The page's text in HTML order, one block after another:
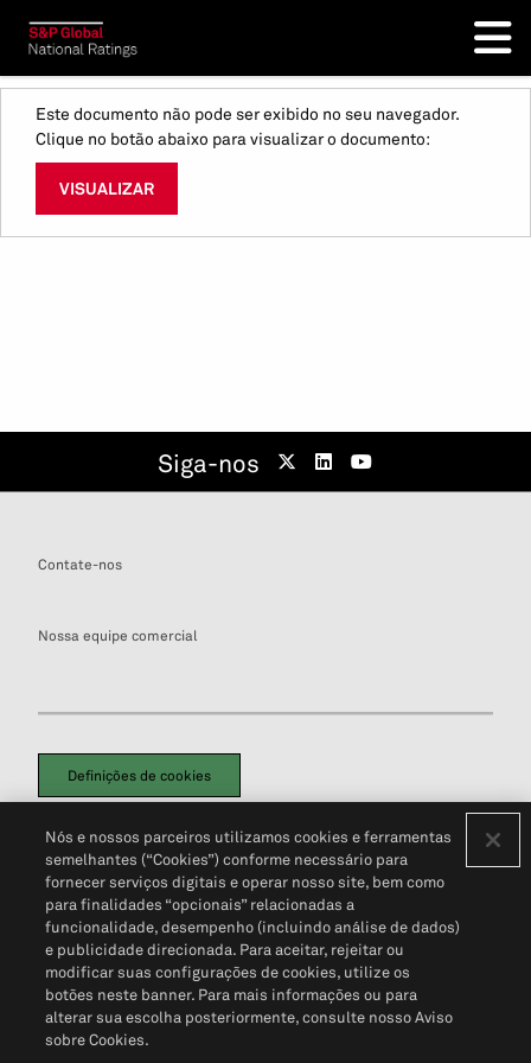
Este documento não pode ser exibido no seu navegador.
Clique no botão abaixo para visualizar o documento:
VISUALIZAR
Siga-nos
Contate-nos
Nossa equipe comercial
Definições de cookies
Política de PrivacidadePortal de privacidade do cliente (em inglês)
Não Venda Minhas Informações Pessoais© 2026 S&P Global
Nós e nossos parceiros utilizamos cookies e ferramentas
semelhantes (“Cookies”) conforme necessário para
fornecer serviços digitais e operar nosso site, bem como
para finalidades “opcionais” relacionadas a
funcionalidade, desempenho (incluindo análise de dados)
e publicidade direcionada. Para aceitar, rejeitar ou
modificar suas configurações de cookies, utilize os
botões neste banner. Para mais informações ou para
alterar sua escolha posteriormente, consulte nosso Aviso
sobre Cookies.